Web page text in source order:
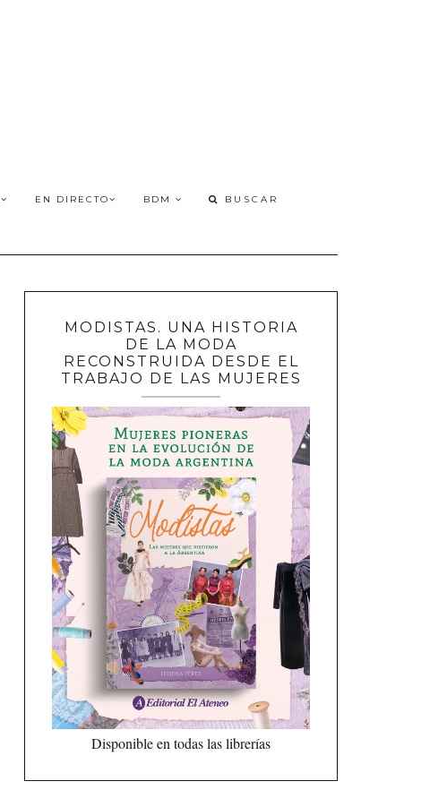
EN DIRECTO BDM
MODISTAS. UNA HISTORIA
DE LA MODA
RECONSTRUIDA DESDE EL
TRABAJO DE LAS MUJERES
Disponible en todas las librerías